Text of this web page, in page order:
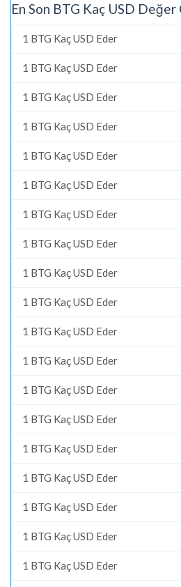
En Son BTG Kaç USD
1 BTG Kaç USD Eder
1 BTG Kaç USD Eder
1 BTG Kaç USD Eder
1 BTG Kaç USD Eder
1 BTG Kaç USD Eder
1 BTG Kaç USD Eder
1 BTG Kaç USD Eder
1 BTG Kaç USD Eder
1 BTG Kaç USD Eder
1 BTG Kaç USD Eder
1 BTG Kaç USD Eder
1 BTG Kaç USD Eder
1 BTG Kaç USD Eder
1 BTG Kaç USD Eder
1 BTG Kaç USD Eder
1 BTG Kaç USD Eder
1 BTG Kaç USD Eder
1 BTG Kaç USD Eder
1 BTG Kaç USD Eder